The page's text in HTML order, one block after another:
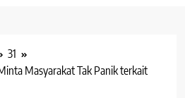
31
Masyarakat Tak Panik terkait